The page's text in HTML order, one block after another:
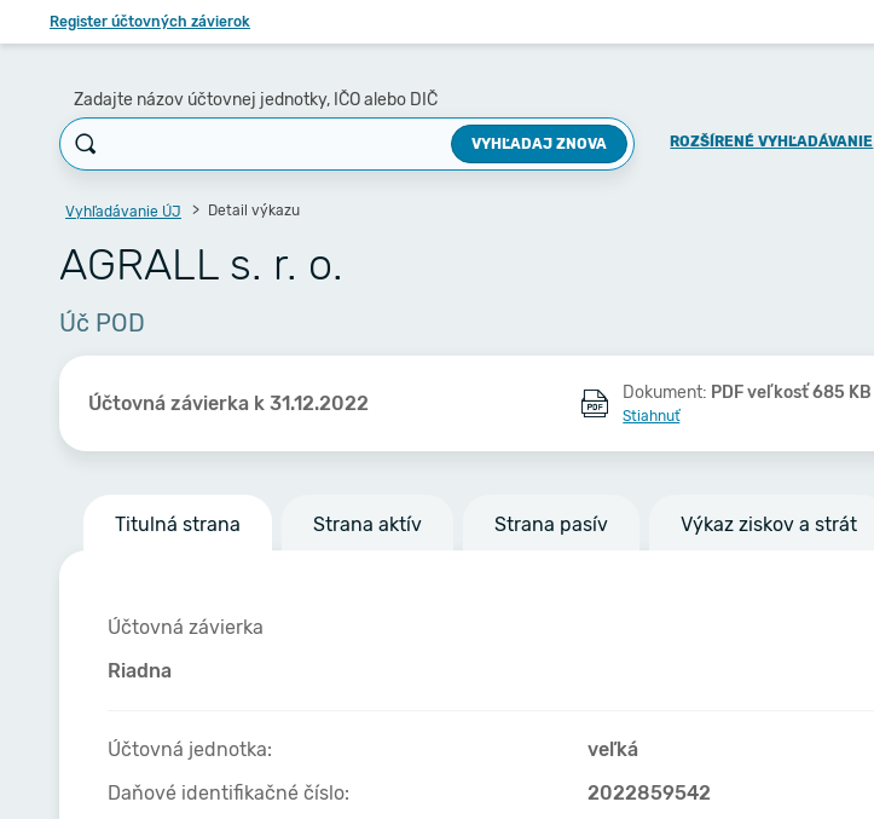
Register účtovných závierok
Zadajte názov účtovnej jednotky, IČO alebo DIČ
VYHĽADAJ ZNOVA ROZŠÍRENÉ VYHĽADÁVANIE
Vyhľadávanie ÚJ Detail výkazu
AGRALL s. r. o.
Úč POD
Účtovná závierka k 31.12.2022 Dokument: PDF veľkosť 685 KB
Stiahnuť
Titulná strana Strana aktív Strana pasív Výkaz ziskov a strát
Účtovná závierka
Riadna
Účtovná jednotka:
veľká
Daňové identifikačné číslo:
2022859542